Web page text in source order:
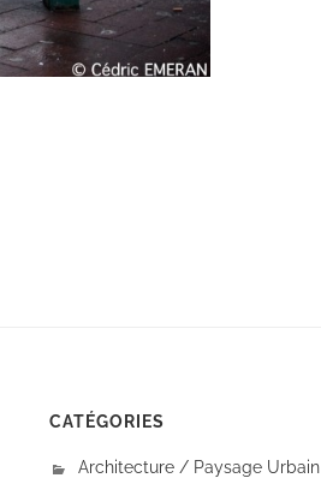
CATÉGORIES
Architecture / Paysage Urbain